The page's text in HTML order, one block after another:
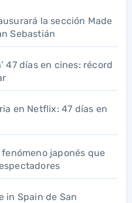
la sección Made
Sebastián
47 días en cines: récord
en Netflix: 47 días en
fenómeno japonés que
in Spain de San